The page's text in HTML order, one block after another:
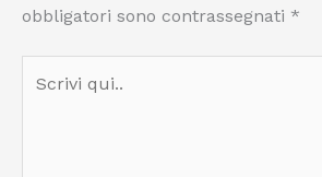
obbligatori sono contrassegnati *
qui..